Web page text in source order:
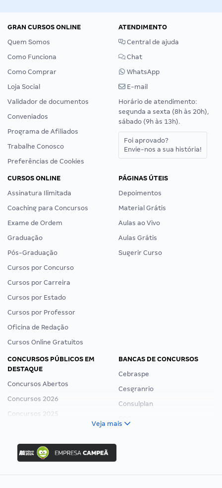
GRAN CURSOS ONLINE
Quem Somos
Como Funciona
Como Comprar
Loja Social
Validador de documentos
Conveniados
Programa de Afiliados
Trabalhe Conosco
Preferências de Cookies
ATENDIMENTO
Central de ajuda
Chat
WhatsApp
E-mail
Horário de atendimento:
segunda a sexta (8h às 20h),
sábado (9h às 13h).
Foi aprovado?
Envie-nos a sua história!
CURSOS ONLINE
Assinatura Ilimitada
Coaching para Concursos
Exame de Ordem
Graduação
Pós-Graduação
Cursos por Concurso
Cursos por Carreira
Cursos por Estado
Cursos por Professor
Oficina de Redação
Cursos Online Gratuitos
PÁGINAS ÚTEIS
Depoimentos
Material Grátis
Aulas ao Vivo
Aulas Grátis
Sugerir Curso
CONCURSOS PÚBLICOS EM
DESTAQUE
Concursos Abertos
Concursos 2026
Concursos 2025
Concurso Ibama
Concurso MPU
Editais publicados
BANCAS DE CONCURSOS
Cebraspe
Cesgranrio
Consulplan
Veja mais